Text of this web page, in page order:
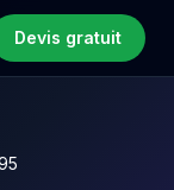
Devis gratuit